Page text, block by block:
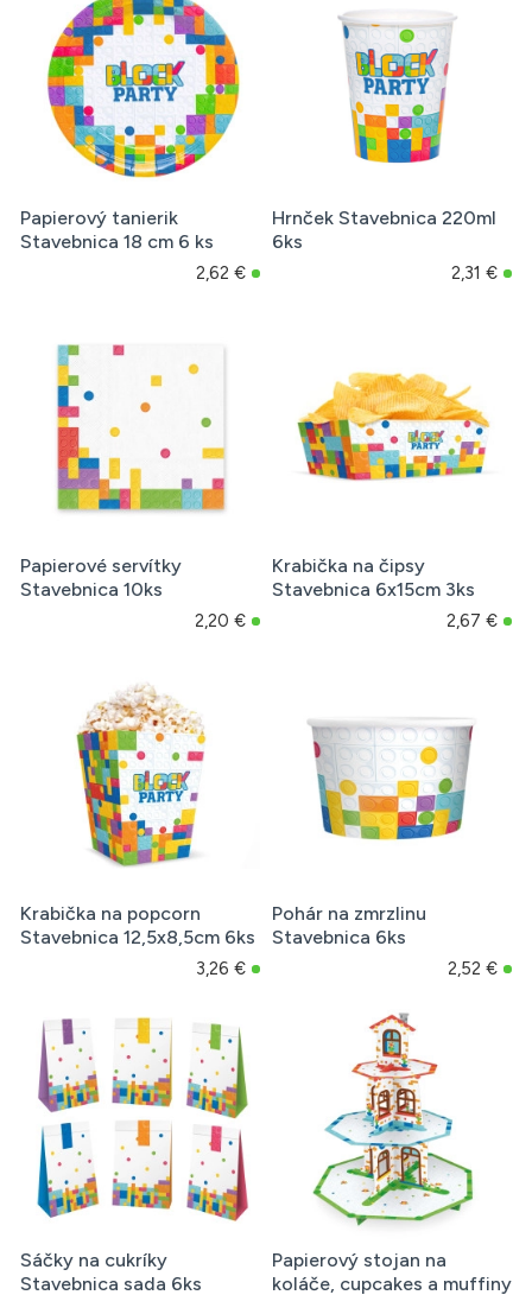
Papierový tanierik
Stavebnica 18 cm 6 ks
2,62 €
Hrnček Stavebnica 220ml
6ks
2,31 €
Papierové servítky
Stavebnica 10ks
2,20 €
Krabička na čipsy
Stavebnica 6x15cm 3ks
2,67 €
Krabička na popcorn
Stavebnica 12,5x8,5cm 6ks
3,26 €
Pohár na zmrzlinu
Stavebnica 6ks
2,52 €
Sáčky na cukríky
Stavebnica sada 6ks
Papierový stojan na
koláče, cupcakes a muffiny